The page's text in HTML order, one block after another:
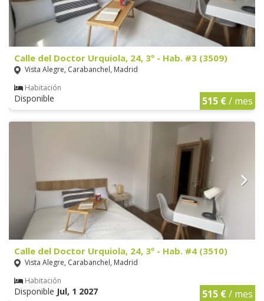
Calle del Doctor Urquiola, 24, 3º - Hab. #3 (3509)
Vista Alegre, Carabanchel, Madrid
Habitación
Disponible 515 €/ mes
Calle del Doctor Urquiola, 24, 3º - Hab. #4 (3510)
Vista Alegre, Carabanchel, Madrid
Habitación
Disponible Jul, 1 2027 515 €/ mes